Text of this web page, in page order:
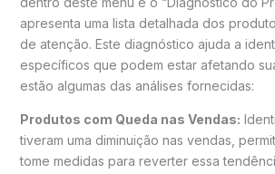
apresenta uma lista detalhada dos
de atenção. Este diagnóstico ajuda a
específicos que podem estar afetando
estão algumas das análises fornecidas:
Produtos com Queda nas Vendas:
tiveram uma diminuição nas vendas,
tome medidas para reverter essa